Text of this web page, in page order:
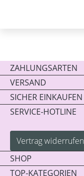
ZAHLUNGSARTEN
VERSAND
SICHER EINKAUFEN
SERVICE-HOTLINE
Vertrag widerrufen
SHOP
TOP-KATEGORIEN